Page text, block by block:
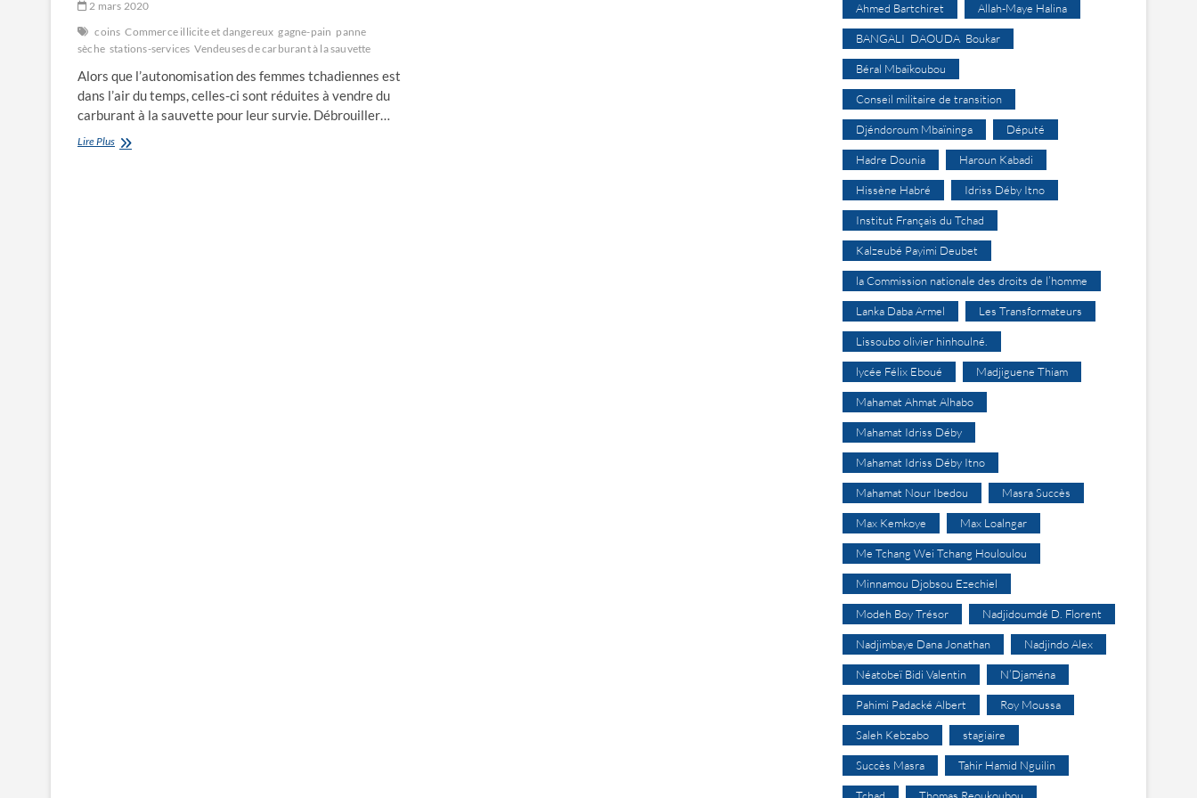
2 mars 2020
coins Commerce illicite et dangereux gagne-pain panne
sèche stations-services Vendeuses de carburant à la sauvette
Alors que l’autonomisation des femmes tchadiennes est
dans l’air du temps, celles-ci sont réduites à vendre du
carburant à la sauvette pour leur survie. Débrouiller…
Lire PlusVendeuses
Ahmed Bartchiret Allah-Maye Halina
BANGALI DAOUDA Boukar
Béral Mbaïkoubou
Conseil militaire de transition
Djéndoroum Mbaïninga Député
Hadre Dounia Haroun Kabadi
Hissène Habré Idriss Déby Itno
Institut Français du Tchad
Kalzeubé Payimi Deubet
la Commission nationale des droits de l’homme
Lanka Daba Armel Les Transformateurs
Lissoubo olivier hinhoulné.
lycée Félix Eboué Madjiguene Thiam
Mahamat Ahmat Alhabo
Mahamat Idriss Déby
Mahamat Idriss Déby Itno
Mahamat Nour Ibedou Masra Succès
Max Kemkoye Max Loalngar
Me Tchang Wei Tchang Houloulou
Minnamou Djobsou Ezechiel
Modeh Boy Trésor Nadjidoumdé D. Florent
Nadjimbaye Dana Jonathan Nadjindo Alex
Néatobeï Bidi Valentin N’Djaména
Pahimi Padacké Albert Roy Moussa
Saleh Kebzabo stagiaire
Succès Masra Tahir Hamid Nguilin